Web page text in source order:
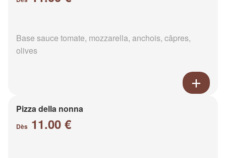
Base sauce tomate, mozzarella, anchois, câpres,
olives
Pizza della nonna
Dès 11.00 €